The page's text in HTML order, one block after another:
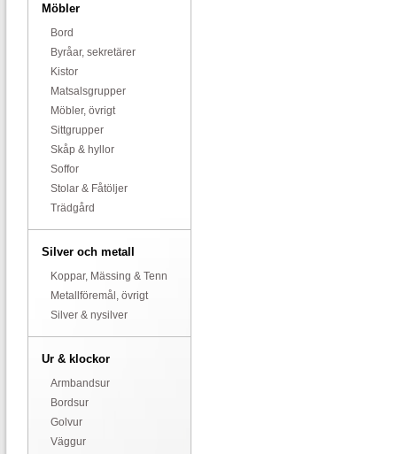
Möbler
Bord
Byråar, sekretärer
Kistor
Matsalsgrupper
Möbler, övrigt
Sittgrupper
Skåp & hyllor
Soffor
Stolar & Fåtöljer
Trädgård
Silver och metall
Koppar, Mässing & Tenn
Metallföremål, övrigt
Silver & nysilver
Ur & klockor
Armbandsur
Bordsur
Golvur
Väggur